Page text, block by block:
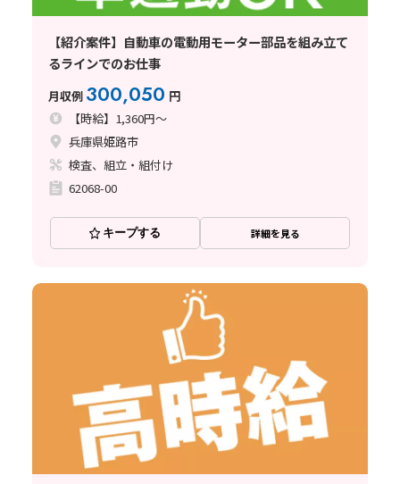
【紹介案件】自動車の電動用モーター部品を組み立て
るラインでのお仕事
月収例 300,050 円
【時給】1,360円～
兵庫県姫路市
検査、組立・組付け
62068-00
キープする 詳細を見る